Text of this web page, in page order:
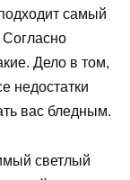
самый
Согласно
Дело в том,
недостатки
вас бледным.
светлый